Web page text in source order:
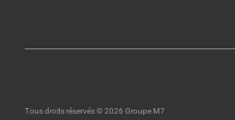
Tous droits réservés © 2026 Groupe M7